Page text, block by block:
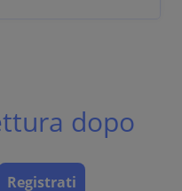
dopo
Registrati